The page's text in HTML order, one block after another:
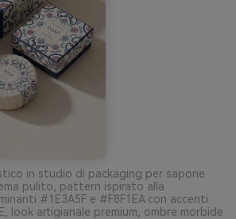
in studio di packaging per sapone
pulito, pattern ispirato alla
#1E3A5F e #F8F1EA con accenti
look artigianale premium, ombre morbide